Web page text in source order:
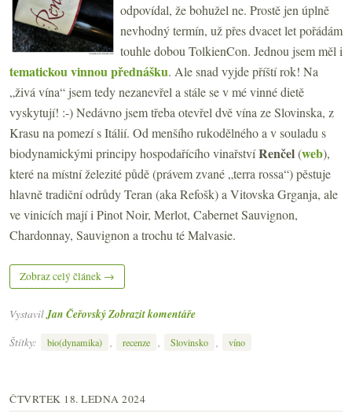
odpovídal, že bohužel ne. Prostě jen úplně
nevhodný termín, už přes dvacet let pořádám
touhle dobou TolkienCon. Jednou jsem měl i
tematickou vinnou přednášku. Ale snad vyjde příští rok! Na
„živá vína“ jsem tedy nezanevřel a stále se v mé vinné dietě
vyskytují! :-) Nedávno jsem třeba otevřel dvě vína ze Slovinska, z
Krasu na pomezí s Itálií. Od menšího rukodělného a v souladu s
biodynamickými principy hospodařícího vinařstvíRenčel(web),
které na místní železité půdě (právem zvané „terra rossa“) pěstuje
hlavně tradiční odrůdy Teran (aka Refošk) a Vitovska Grganja, ale
ve vinicích mají i Pinot Noir, Merlot, Cabernet Sauvignon,
Chardonnay, Sauvignon a trochu té Malvasie.
Zobraz celý článek →
Vystavil Jan ČeřovskýZobrazit komentáře
Štítky:
bio(dynamika) , recenze , Slovinsko , víno
ČTVRTEK 18. LEDNA 2024